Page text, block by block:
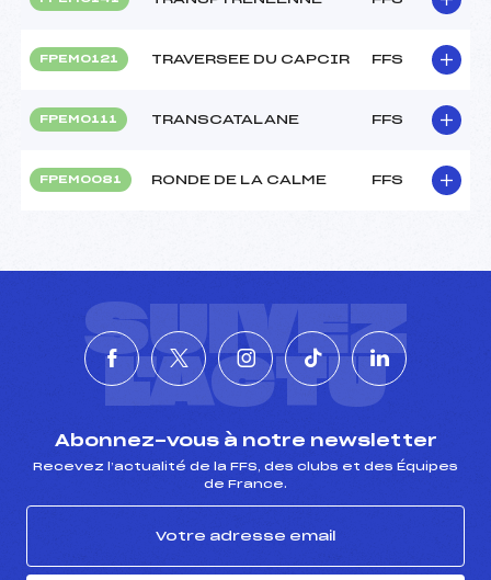
FPEM0121 TRAVERSEE DU CAPCIR FFS
FPEM0111 TRANSCATALANE FFS
FPEM0081 RONDE DE LA CALME FFS
SUIVEZ
L'ACTU
Abonnez-vous à notre newsletter
Recevez l’actualité de la FFS, des clubs et des Équipes
de France.